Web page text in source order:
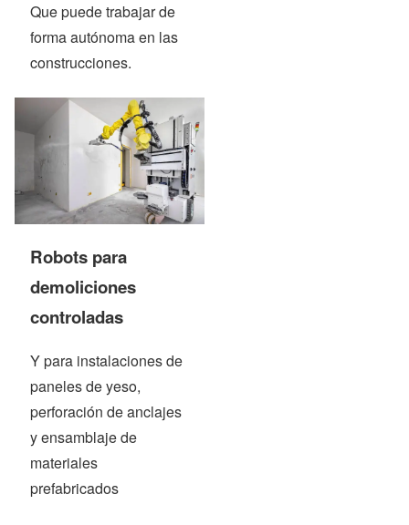
Que puede trabajar de
forma autónoma en las
construcciones.
Robots para
demoliciones
controladas
Y para instalaciones de
paneles de yeso,
perforación de anclajes
y ensamblaje de
materiales
prefabricados